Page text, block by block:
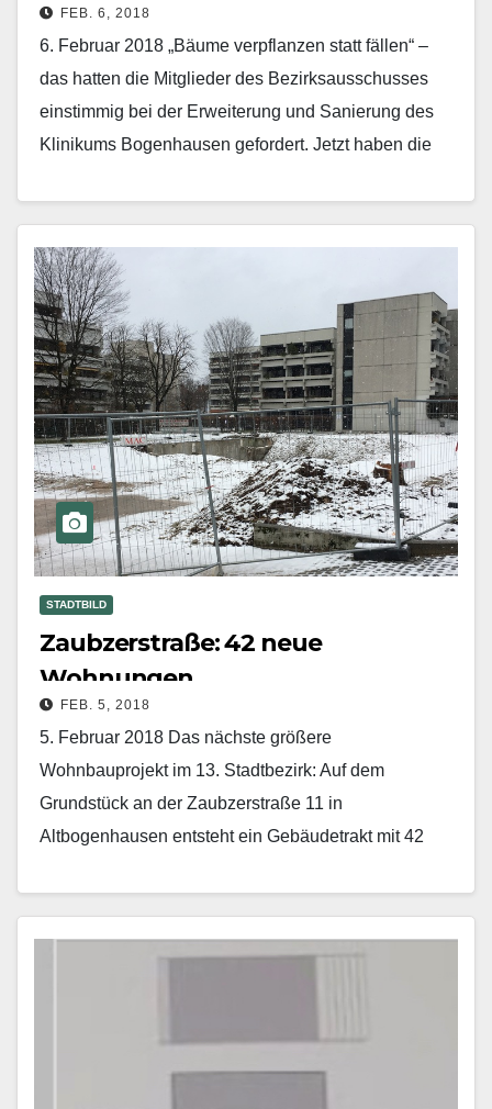
FEB. 6, 2018
6. Februar 2018 „Bäume verpflanzen statt fällen“ –
das hatten die Mitglieder des Bezirksausschusses
einstimmig bei der Erweiterung und Sanierung des
Klinikums Bogenhausen gefordert. Jetzt haben die
Mehr erfahren
STADTBILD
Zaubzerstraße: 42 neue
Wohnungen
FEB. 5, 2018
5. Februar 2018 Das nächste größere
Wohnbauprojekt im 13. Stadtbezirk: Auf dem
Grundstück an der Zaubzerstra­ße 11 in
Altbogenhausen entsteht ein Gebäudetrakt mit 42